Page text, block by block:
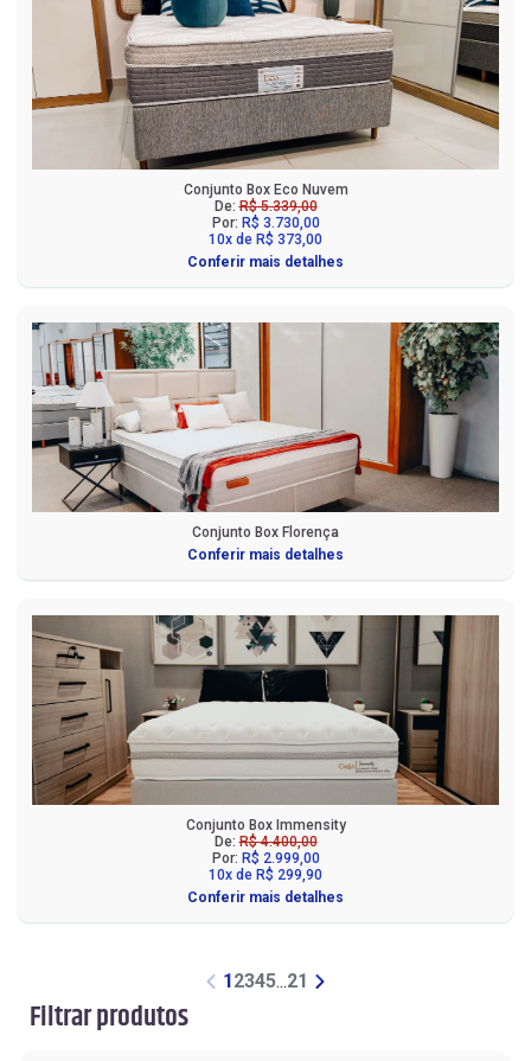
Filtrar produtos
Conjunto Box Eco Nuvem
De:R$ 5.339,00
Por: R$ 3.730,00
10x de R$ 373,00
Conferir mais detalhes
Conjunto Box Florença
Conferir mais detalhes
Conjunto Box Immensity
De:R$ 4.400,00
Por: R$ 2.999,00
10x de R$ 299,90
Conferir mais detalhes
1 2345...21